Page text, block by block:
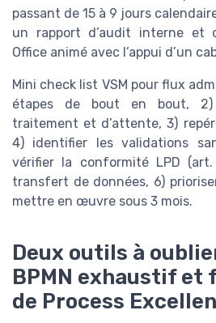
passant de 15 à 9 jours
un rapport d’audit interne et
Office animé avec l’appui d’un
Mini check list VSM pour flux
étapes de bout en bout, 2)
traitement et d’attente, 3)
4) identifier les validations
vérifier la conformité LPD
transfert de données, 6)
mettre en œuvre sous 3 mois.
Deux outils à
BPMN exhaustif et
de Process